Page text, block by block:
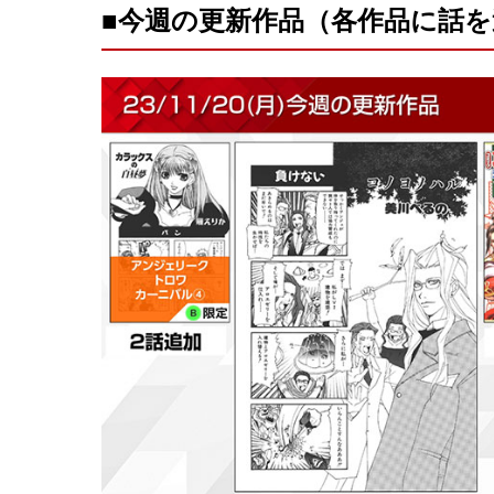
■今週の更新作品（各作品に話